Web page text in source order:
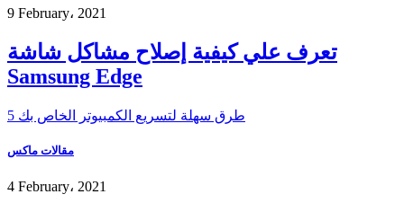
9 February، 2021
تعرف علي كيفية إصلاح مشاكل شاشة
Samsung Edge
5 طرق سهلة لتسريع الكمبيوتر الخاص بك
مقالات ماكس
4 February، 2021